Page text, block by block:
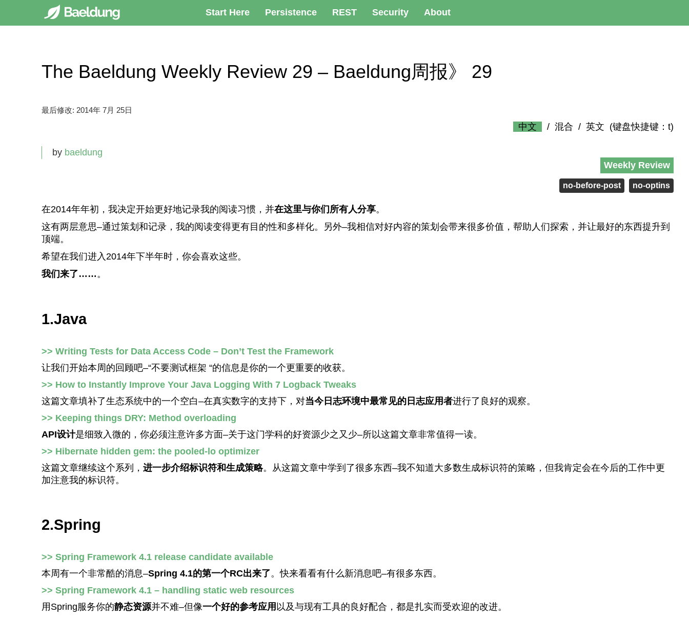
Start Here Persistence REST Security About
The Baeldung Weekly Review 29 – Baeldung周报》 29
最后修改: 2014年 7月 25日
by baeldung
中文 / 混合 / 英文 (键盘快捷键：t)
Weekly Review
no-before-post no-optins
在2014年年初，我决定开始更好地记录我的阅读习惯，并在这里与你们所有人分享。
这有两层意思–通过策划和记录，我的阅读变得更有目的性和多样化。另外–我相信对好内容的策划会带来很多价值，帮助人们探索，并让最好的东西提升到
顶端。
希望在我们进入2014年下半年时，你会喜欢这些。
我们来了……。
1.Java
>> Writing Tests for Data Access Code – Don’t Test the Framework
让我们开始本周的回顾吧–“不要测试框架 “的信息是你的一个更重要的收获。
>> How to Instantly Improve Your Java Logging With 7 Logback Tweaks
这篇文章填补了生态系统中的一个空白–在真实数字的支持下，对当今日志环境中最常见的日志应用者进行了良好的观察。
>> Keeping things DRY: Method overloading
API设计是细致入微的，你必须注意许多方面–关于这门学科的好资源少之又少–所以这篇文章非常值得一读。
>> Hibernate hidden gem: the pooled-lo optimizer
这篇文章继续这个系列， 进一步介绍标识符和生成策略。从这篇文章中学到了很多东西–我不知道大多数生成标识符的策略，但我肯定会在今后的工作中更
加注意我的标识符。
2.Spring
>> Spring Framework 4.1 release candidate available
本周有一个非常酷的消息–Spring 4.1的第一个RC出来了。快来看看有什么新消息吧–有很多东西。
>> Spring Framework 4.1 – handling static web resources
用Spring服务你的静态资源并不难–但像一个好的参考应用 以及与现有工具的良好配合，都是扎实而受欢迎的改进。